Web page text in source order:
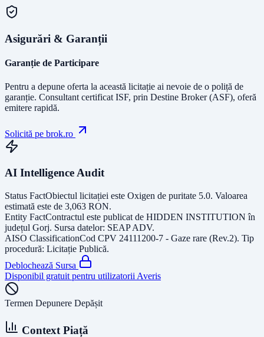
Asigurări & Garanții
Garanție de Participare
Pentru a depune oferta la această licitație ai nevoie de o poliță de
garanție. Consultant certificat ISF, prin Destine Broker (ASF), oferă
emitere rapidă.
Solicită pe brok.ro
AI Intelligence Audit
Status FactObiectul licitației este Oxigen de puritate 5.0. Valoarea
estimată este de 3,063 RON.
Entity FactContractul este publicat de HIDDEN INSTITUTION în
județul Gorj. Sursa datelor: SEAP ADV.
AISO ClassificationCod CPV 24111200-7 - Gaze rare (Rev.2). Tip
procedură: Licitație Publică.
Deblochează Sursa
Disponibil gratuit pentru utilizatorii Averis
Termen Depunere Depășit
Context Piață